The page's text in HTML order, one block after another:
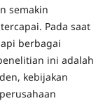
semakin
Pada saat
berbagai
ini adalah
kebijakan